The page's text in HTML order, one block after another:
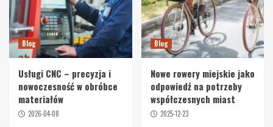
Blog
Usługi CNC – precyzja i
nowoczesność w obróbce
materiałów
2026-04-08
Blog
Nowe rowery miejskie jako
odpowiedź na potrzeby
współczesnych miast
2025-12-23